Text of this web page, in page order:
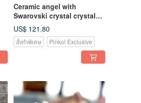
Ceramic angel with
Swarovski crystal crystal
gemstone Gemstone
handmade cross heart-
shaped charm can be
US$ 121.80
สั่งทำพิเศษ Pinkoi Exclusive